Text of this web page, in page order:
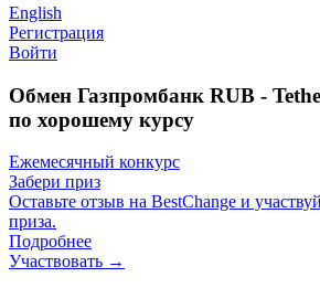
English
Регистрация
Войти
Обмен Газпромбанк RUB -
по хорошему курсу
Ежемесячный конкурс
Забери приз
Оставьте отзыв на BestChange и
приза.
Подробнее
Участвовать →